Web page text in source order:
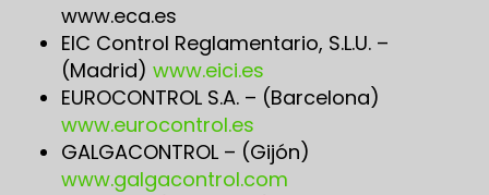
www.eca.es
EIC Control Reglamentario, S.L.U. –
(Madrid) www.eici.es
EUROCONTROL S.A. – (Barcelona)
www.eurocontrol.es
GALGACONTROL – (Gijón)
www.galgacontrol.com